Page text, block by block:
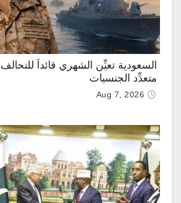
السعودية تعيِّن الشهري قائداً
متعدِّد الجنسيات
Aug 7, 2026